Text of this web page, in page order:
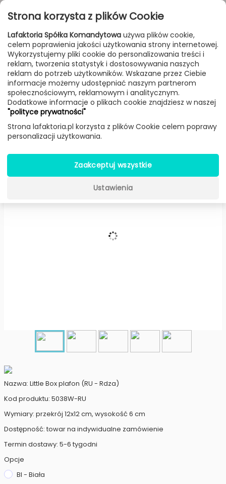
Przejdź do treści
FILTROWANIE & SORTOWANIE
Lampy Producenci Olev Produkt
Little Box plafon (RU - Rdza) -
Olev
Nazwa: Little Box plafon (RU - Rdza)
Kod produktu: 5038W-RU
Wymiary: przekrój 12x12 cm, wysokość 6 cm
Dostępność: towar na indywidualne zamówienie
Termin dostawy: 5-6 tygodni
Opcje
BI - Biała
Strona korzysta z plików Cookie
Lafaktoria Spółka Komandytowa używa plików cookie,
celem poprawienia jakości użytkowania strony internetowej.
Wykorzystujemy pliki cookie do personalizowania treści i
reklam, tworzenia statystyk i dostosowywania naszych
reklam do potrzeb użytkowników. Wskazane przez Ciebie
informacje możemy udostępniać naszym partnerom
społecznościowym, reklamowym i analitycznym.
Dodatkowe informacje o plikach cookie znajdziesz w naszej
"polityce prywatności"
Strona lafaktoria.pl korzysta z plików Cookie celem poprawy
personalizacji użytkowania.
Zaakceptuj wszystkie
Ustawienia